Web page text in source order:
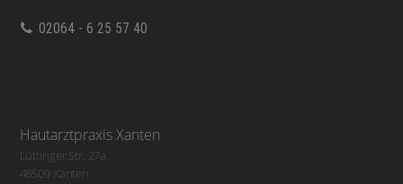
02064 - 6 25 57 40
Hautarztpraxis Xanten
Lüttinger Str. 27a
46509 Xanten